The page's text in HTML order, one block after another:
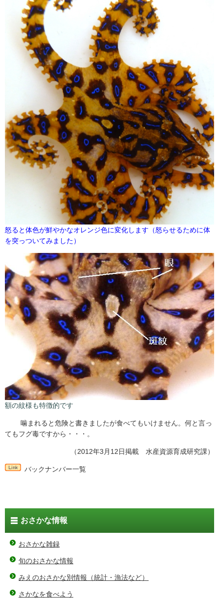
怒ると体色が鮮やかなオレンジ色に変化します（怒らせるために体
を突っついてみました）
額の紋様も特徴的です
噛まれると危険と書きましたが食べてもいけません。何と言っ
てもフグ毒ですから・・・。
（2012年3月12日掲載 水産資源育成研究課）
バックナンバー一覧
おさかな情報
おさかな雑録
旬のおさかな情報
みえのおさかな別情報（統計・漁法など）
さかなを食べよう